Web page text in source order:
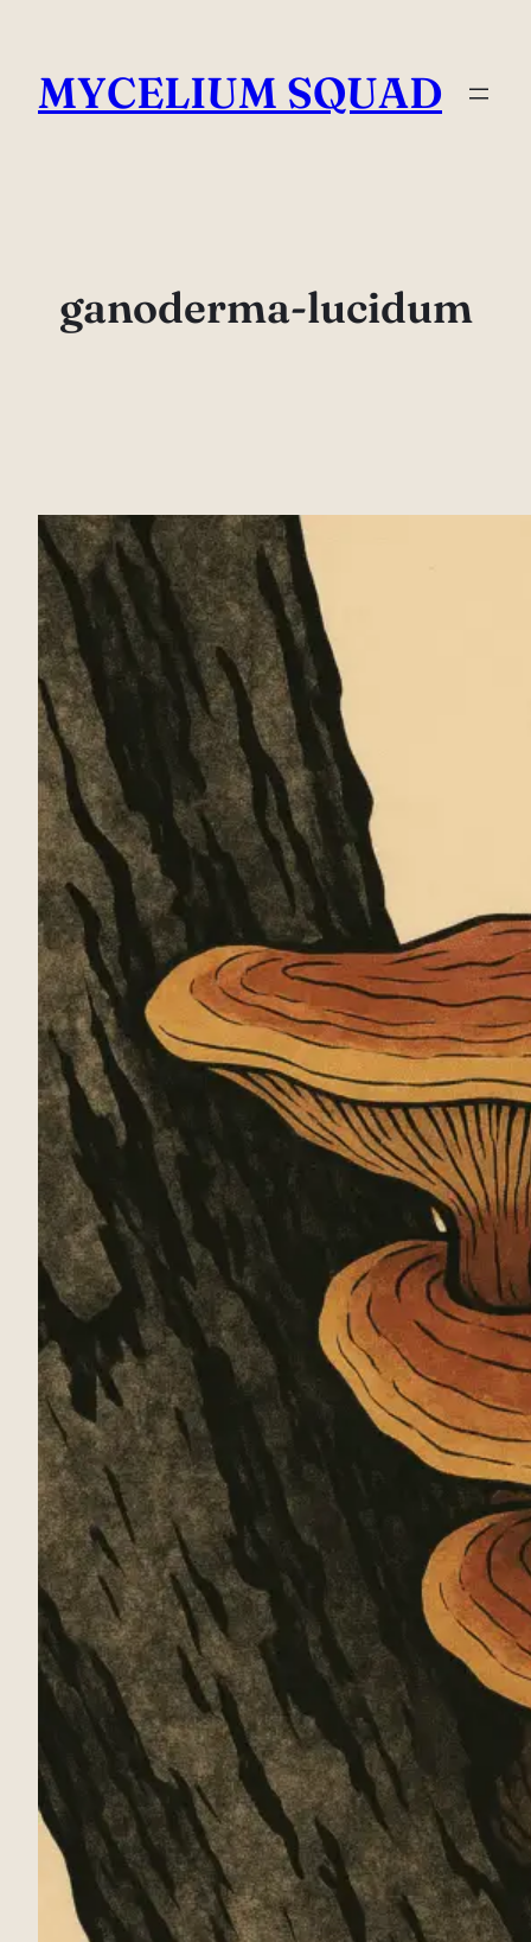
contenido
MYCELIUM SQUAD
ganoderma-lucidum